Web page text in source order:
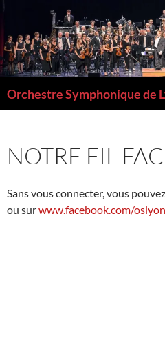
contenu
Orchestre Symphonique de
NOTRE FIL
Sans vous connecter, vous
ou surwww.facebook.com/